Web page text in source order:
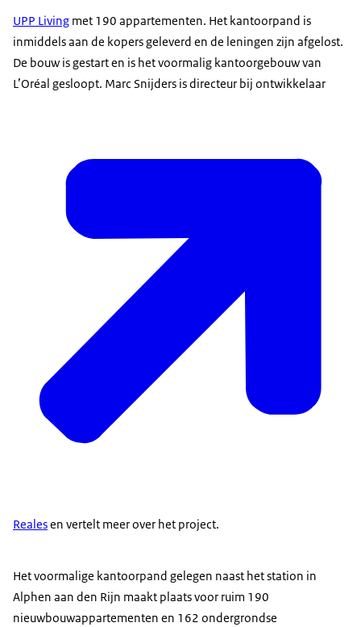
UPP Living met 190 appartementen. Het kantoorpand is
inmiddels aan de kopers geleverd en de leningen zijn afgelost.
De bouw is gestart en is het voormalig kantoorgebouw van
L’Oréal gesloopt. Marc Snijders is directeur bij ontwikkelaar
Realesen vertelt meer over het project.
Het voormalige kantoorpand gelegen naast het station in
Alphen aan den Rijn maakt plaats voor ruim 190
nieuwbouwappartementen en 162 ondergrondse